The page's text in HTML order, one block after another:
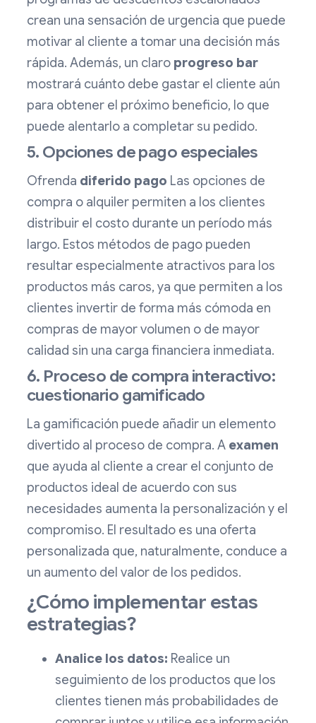
crean una sensación de urgencia que puede
motivar al cliente a tomar una decisión más
rápida. Además, un claro progreso bar
mostrará cuánto debe gastar el cliente aún
para obtener el próximo beneficio, lo que
puede alentarlo a completar su pedido.
5. Opciones de pago especiales
Ofrenda diferido pago Las opciones de
compra o alquiler permiten a los clientes
distribuir el costo durante un período más
largo. Estos métodos de pago pueden
resultar especialmente atractivos para los
productos más caros, ya que permiten a los
clientes invertir de forma más cómoda en
compras de mayor volumen o de mayor
calidad sin una carga financiera inmediata.
6. Proceso de compra interactivo:
cuestionario gamificado
La gamificación puede añadir un elemento
divertido al proceso de compra. A examen
que ayuda al cliente a crear el conjunto de
productos ideal de acuerdo con sus
necesidades aumenta la personalización y el
compromiso. El resultado es una oferta
personalizada que, naturalmente, conduce a
un aumento del valor de los pedidos.
¿Cómo implementar estas
estrategias?
Analice los datos: Realice un
seguimiento de los productos que los
clientes tienen más probabilidades de